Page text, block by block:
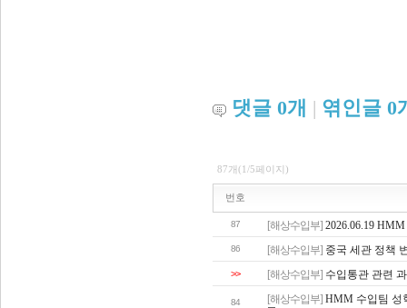
댓글 0개 | 엮인글 0
87개(1/5페이지)
번호
87 [해상수입부] 2026.06.19
86 [해상수입부] 중국 세관 정책
>> [해상수입부] 수입통관 관련
84 [해상수입부] HMM 수입팀 성